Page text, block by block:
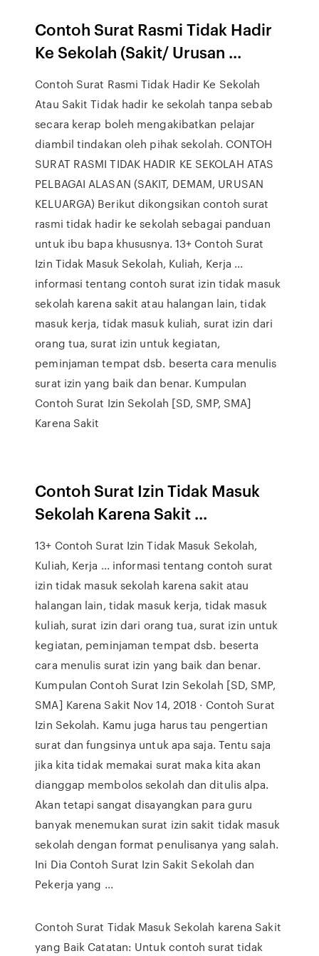
Contoh Surat Rasmi Tidak Hadir
Ke Sekolah (Sakit/ Urusan ...
Contoh Surat Rasmi Tidak Hadir Ke Sekolah
Atau Sakit Tidak hadir ke sekolah tanpa sebab
secara kerap boleh mengakibatkan pelajar
diambil tindakan oleh pihak sekolah. CONTOH
SURAT RASMI TIDAK HADIR KE SEKOLAH ATAS
PELBAGAI ALASAN (SAKIT, DEMAM, URUSAN
KELUARGA) Berikut dikongsikan contoh surat
rasmi tidak hadir ke sekolah sebagai panduan
untuk ibu bapa khususnya. 13+ Contoh Surat
Izin Tidak Masuk Sekolah, Kuliah, Kerja ...
informasi tentang contoh surat izin tidak masuk
sekolah karena sakit atau halangan lain, tidak
masuk kerja, tidak masuk kuliah, surat izin dari
orang tua, surat izin untuk kegiatan,
peminjaman tempat dsb. beserta cara menulis
surat izin yang baik dan benar. Kumpulan
Contoh Surat Izin Sekolah [SD, SMP, SMA]
Karena Sakit
Contoh Surat Izin Tidak Masuk
Sekolah Karena Sakit ...
13+ Contoh Surat Izin Tidak Masuk Sekolah,
Kuliah, Kerja ... informasi tentang contoh surat
izin tidak masuk sekolah karena sakit atau
halangan lain, tidak masuk kerja, tidak masuk
kuliah, surat izin dari orang tua, surat izin untuk
kegiatan, peminjaman tempat dsb. beserta
cara menulis surat izin yang baik dan benar.
Kumpulan Contoh Surat Izin Sekolah [SD, SMP,
SMA] Karena Sakit Nov 14, 2018 · Contoh Surat
Izin Sekolah. Kamu juga harus tau pengertian
surat dan fungsinya untuk apa saja. Tentu saja
jika kita tidak memakai surat maka kita akan
dianggap membolos sekolah dan ditulis alpa.
Akan tetapi sangat disayangkan para guru
banyak menemukan surat izin sakit tidak masuk
sekolah dengan format penulisanya yang salah.
Ini Dia Contoh Surat Izin Sakit Sekolah dan
Pekerja yang ...
Contoh Surat Tidak Masuk Sekolah karena Sakit
yang Baik Catatan: Untuk contoh surat tidak